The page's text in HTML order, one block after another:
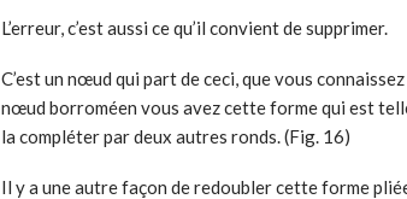
L’erreur, c’est aussi ce qu’il convient de supprimer.
C’est un nœud qui part de ceci, que vous
nœud borroméen vous avez cette forme qui est
la compléter par deux autres ronds. (Fig. 16)
Il y a une autre façon de redoubler cette forme